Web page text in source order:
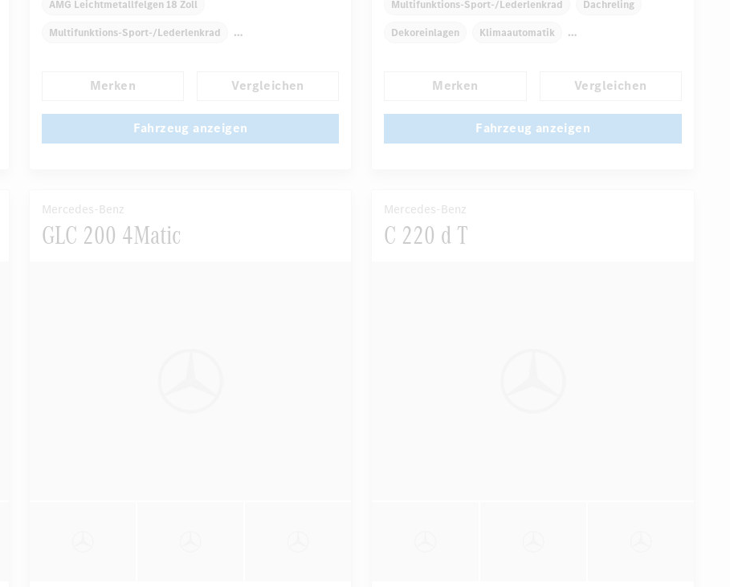
AMG Leichtmetallfelgen 18 Zoll
Multifunktions-Sport-/Lederlenkrad
Klimaautomatik
Navigationssystem Multi-Funktions-Display
Regensensor ...
Merken Vergleichen
Fahrzeug anzeigen
Multifunktions-Sport-/Lederlenkrad Dachreling
Dekoreinlagen Klimaautomatik
Multi-Funktions-Display Regensensor
Automatisch abblendende Innen- und Außenspiegel ...
Merken Vergleichen
Fahrzeug anzeigen
Mercedes-Benz
GLC 200 4Matic
Mercedes-Benz
C 220 d T